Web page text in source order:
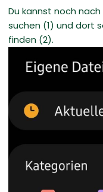
Du kannst noch
suchen (1) und dort
finden (2).